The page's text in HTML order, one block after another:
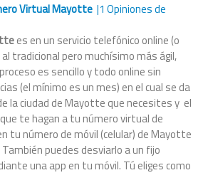
Virtual Mayotte |1 Opiniones de
es en un servicio telefónico online (o
tradicional pero muchísimo más ágil,
es sencillo y todo online sin
(el mínimo es un mes) en el cual se da
la ciudad de Mayotte que necesites y el
te hagan a tu número virtual de
tu número de móvil (celular) de Mayotte
puedes desviarlo a un fijo
una app en tu móvil. Tú eliges como